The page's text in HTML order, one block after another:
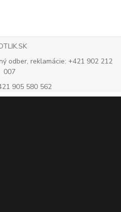
odber, reklamácie: +421 902 212
007
905 580 562